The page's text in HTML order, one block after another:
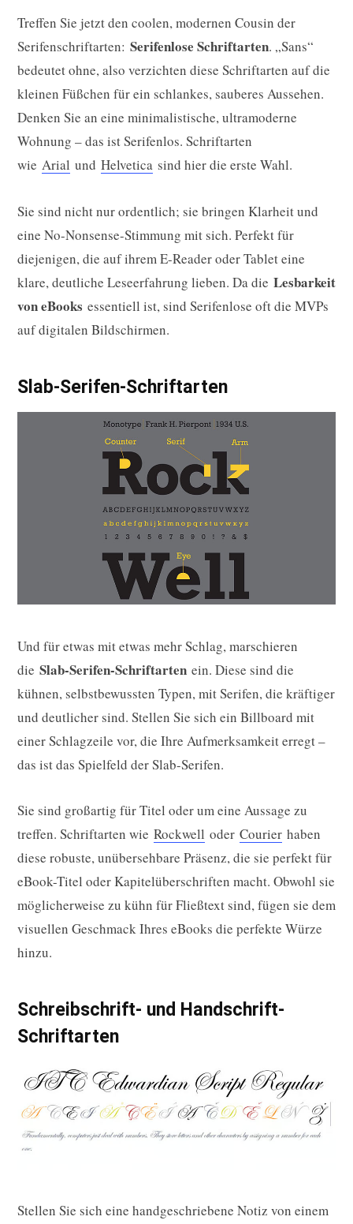
Treffen Sie jetzt den coolen, modernen Cousin der
Serifenschriftarten: Serifenlose Schriftarten. „Sans“
bedeutet ohne, also verzichten diese Schriftarten auf die
kleinen Füßchen für ein schlankes, sauberes Aussehen.
Denken Sie an eine minimalistische, ultramoderne
Wohnung – das ist Serifenlos. Schriftarten
wie Arial und Helvetica sind hier die erste Wahl.
Sie sind nicht nur ordentlich; sie bringen Klarheit und
eine No-Nonsense-Stimmung mit sich. Perfekt für
diejenigen, die auf ihrem E-Reader oder Tablet eine
klare, deutliche Leseerfahrung lieben. Da die Lesbarkeit
von eBooks essentiell ist, sind Serifenlose oft die MVPs
auf digitalen Bildschirmen.
Slab-Serifen-Schriftarten
Und für etwas mit etwas mehr Schlag, marschieren
die Slab-Serifen-Schriftarten ein. Diese sind die
kühnen, selbstbewussten Typen, mit Serifen, die kräftiger
und deutlicher sind. Stellen Sie sich ein Billboard mit
einer Schlagzeile vor, die Ihre Aufmerksamkeit erregt –
das ist das Spielfeld der Slab-Serifen.
Sie sind großartig für Titel oder um eine Aussage zu
treffen. Schriftarten wie Rockwell oder Courier haben
diese robuste, unübersehbare Präsenz, die sie perfekt für
eBook-Titel oder Kapitelüberschriften macht. Obwohl sie
möglicherweise zu kühn für Fließtext sind, fügen sie dem
visuellen Geschmack Ihres eBooks die perfekte Würze
hinzu.
Schreibschrift- und Handschrift-
Schriftarten
Stellen Sie sich eine handgeschriebene Notiz von einem